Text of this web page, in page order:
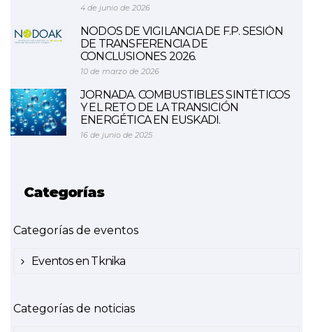
4 de junio de 2026
NODOS DE VIGILANCIA DE F.P. SESIÓN
DE TRANSFERENCIA DE
CONCLUSIONES 2026.
10 de marzo de 2026
JORNADA. COMBUSTIBLES SINTÉTICOS
Y EL RETO DE LA TRANSICIÓN
ENERGÉTICA EN EUSKADI.
16 de junio de 2025
Categorías
Categorías de eventos
Eventos en Tknika
Categorías de noticias